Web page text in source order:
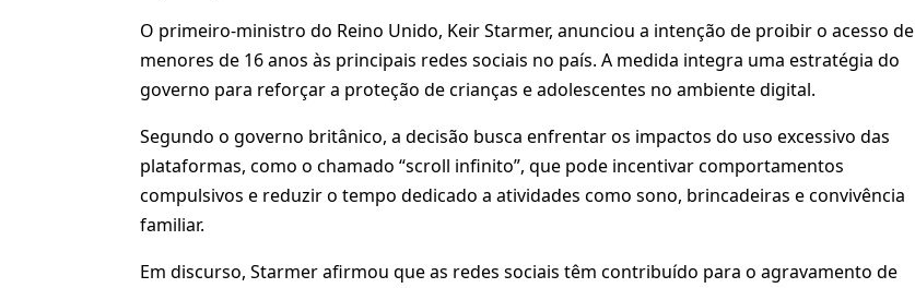
O primeiro-ministro do Reino Unido, Keir Starmer, anunciou a intenção de proibir o acesso de
menores de 16 anos às principais redes sociais no país. A medida integra uma estratégia do
governo para reforçar a proteção de crianças e adolescentes no ambiente digital.
Segundo o governo britânico, a decisão busca enfrentar os impactos do uso excessivo das
plataformas, como o chamado “scroll infinito”, que pode incentivar comportamentos
compulsivos e reduzir o tempo dedicado a atividades como sono, brincadeiras e convivência
familiar.
Em discurso, Starmer afirmou que as redes sociais têm contribuído para o agravamento de